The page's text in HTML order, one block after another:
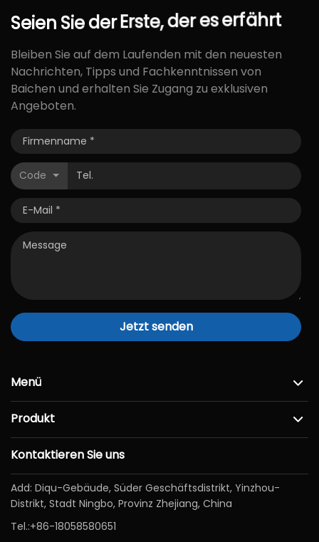
Seien SiederErste,dereserfährt
Bleiben Sie auf dem Laufenden mit den neuesten
Nachrichten, Tipps und Fachkenntnissen von
Baichen und erhalten Sie Zugang zu exklusiven
Angeboten.
Code
Jetzt senden
Menü
Produkt
Kontaktieren Sie uns
Add: Diqu-Gebäude, Süder Geschäftsdistrikt, Yinzhou-
Distrikt, Stadt Ningbo, Provinz Zhejiang, China
Tel.:+86-18058580651